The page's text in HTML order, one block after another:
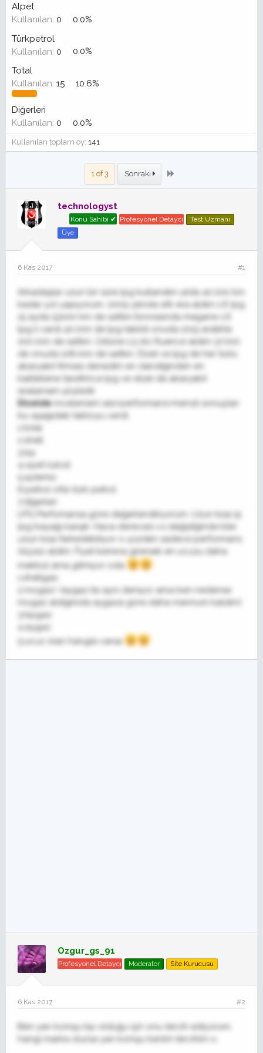
Alpet
Kullanılan: 0
0.0%
Türkpetrol
Kullanılan: 0
0.0%
Total
Kullanılan: 15 10.6%
Diğerleri
Kullanılan: 0 0.0%
Kullanılan toplam oy 141
1 of 3 Sonraki
technologyst
Konu Sahibi ✔ Profesyonel Detaycı
Test Uzmanı
Üye
6 Kas 2017 #1
Arkadaşlar uzun bir süre lpg kullandım yılda 40.000 km
kadar yol yapıyorum. 2009 yılında sıfır era aldım 1.6 lpg
15 ayda 53000 km de sattım.Sonrasında megane 1.6
lpg li vardı 40.000 de lpg takıldı onuda 2015 aralıkta
200.000 de sattım. Üstüne 1.5 dci fluence aldım 37.000
de onuda 108.000 de sattım. Dizel ve lpg de her türlü
akaryakıt firması denedim en dandiğinden en
kalitelisine tarafımca lpg ve dizel de akaryakıt
sıralamam şöyledir.
Dizelde incelemem ses+performans+menzil sonuçları
bu aşağıdaki tabloyu verdi.
1.total
2.shell
3.bp
4.opet-lukoil
5.aytemiz
6.petrol ofisi-türk petrol
7.diğerleri
LPG Perfomansa göre değerlendiriyorum. Uzun kısa işi
lpg bayağı karışık. Hava derecesi v.s değiştiğinde bile
uzun kısa farkedebiliyor o yüzden sadece performans
ölçüsü aldım. Fiyat kısmına girersek en ucuzu daha
makbül ama gitmiyor oda
1.shellgas
2.mogaz+ (aygaz ile aynı deniyor ama ben nedense
mogaz aldığımda aygaza göre daha mennum kaldım)
3.bpgaz
4.aygaz
5.ucuz olan hangisi varsa
Ozgur_gs_91
Profesyonel Detaycı Moderator Site Kurucusu
6 Kas 2017 #2
Ben yan komşu bp olduğu için onu tercih ediyorum,
hangi marka olursa yan komşu benim tercihim o.